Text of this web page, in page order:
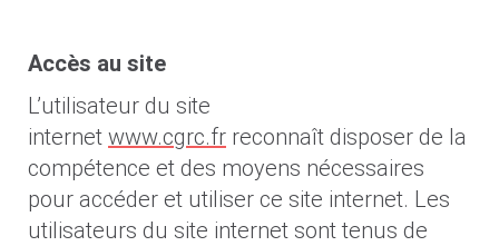
Accès au site
L’utilisateur du site
internet www.cgrc.fr reconnaît disposer de la
compétence et des moyens nécessaires
pour accéder et utiliser ce site internet. Les
utilisateurs du site internet sont tenus de